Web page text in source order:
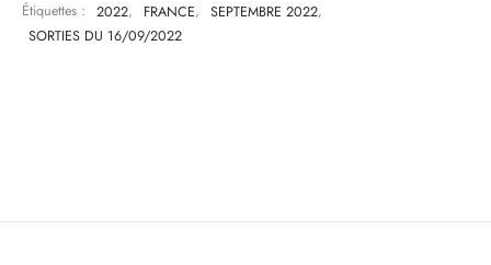
Étiquettes :
2022, FRANCE, SEPTEMBRE 2022,
SORTIES DU 16/09/2022